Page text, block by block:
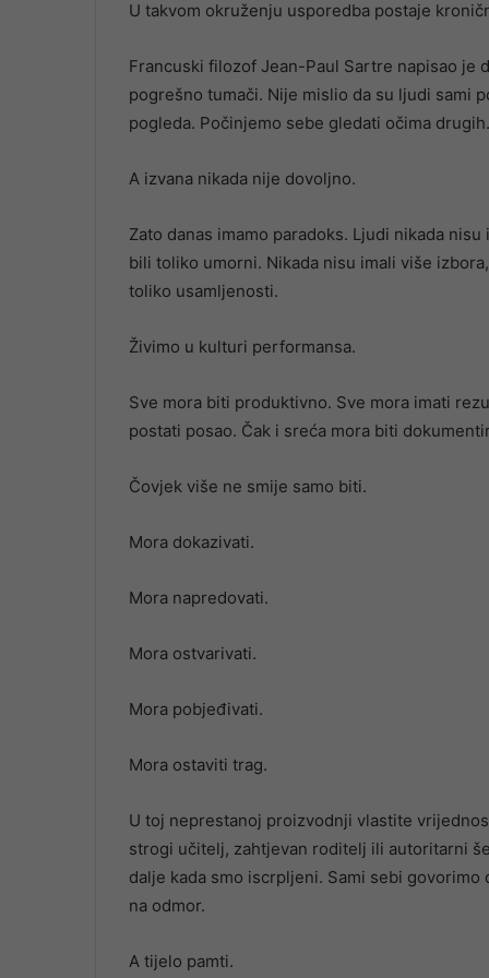
U takvom okruženju usporedba postaje
Francuski filozof Jean-Paul Sartre napisao je
pogrešno tumači. Nije mislio da su ljudi sami
pogleda. Počinjemo sebe gledati očima
A izvana nikada nije dovoljno.
Zato danas imamo paradoks. Ljudi nikada
bili toliko umorni. Nikada nisu imali više
toliko usamljenosti.
Živimo u kulturi performansa.
Sve mora biti produktivno. Sve mora imati
postati posao. Čak i sreća mora biti
Čovjek više ne smije samo biti.
Mora dokazivati.
Mora napredovati.
Mora ostvarivati.
Mora pobjeđivati.
Mora ostaviti trag.
U toj neprestanoj proizvodnji vlastite
strogi učitelj, zahtjevan roditelj ili autoritarni
dalje kada smo iscrpljeni. Sami sebi
na odmor.
A tijelo pamti.